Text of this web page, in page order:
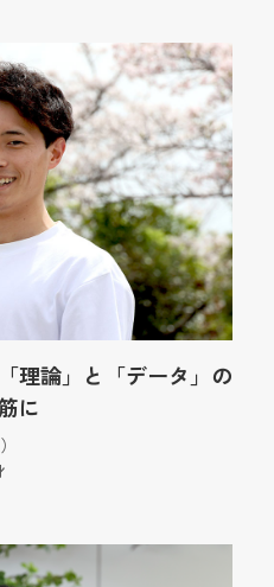
理論」と「データ」の
に